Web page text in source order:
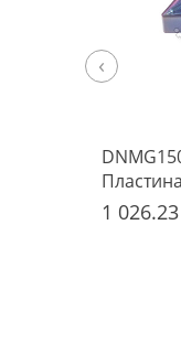
Hadsto
1
‹